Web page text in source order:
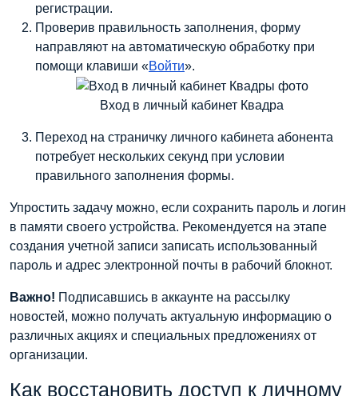
регистрации.
Проверив правильность заполнения, форму
направляют на автоматическую обработку при
помощи клавиши «Войти».
Вход в личный кабинет Квадра
Переход на страничку личного кабинета абонента
потребует нескольких секунд при условии
правильного заполнения формы.
Упростить задачу можно, если сохранить пароль и логин
в памяти своего устройства. Рекомендуется на этапе
создания учетной записи записать использованный
пароль и адрес электронной почты в рабочий блокнот.
Важно! Подписавшись в аккаунте на рассылку
новостей, можно получать актуальную информацию о
различных акциях и специальных предложениях от
организации.
Как восстановить доступ к личному